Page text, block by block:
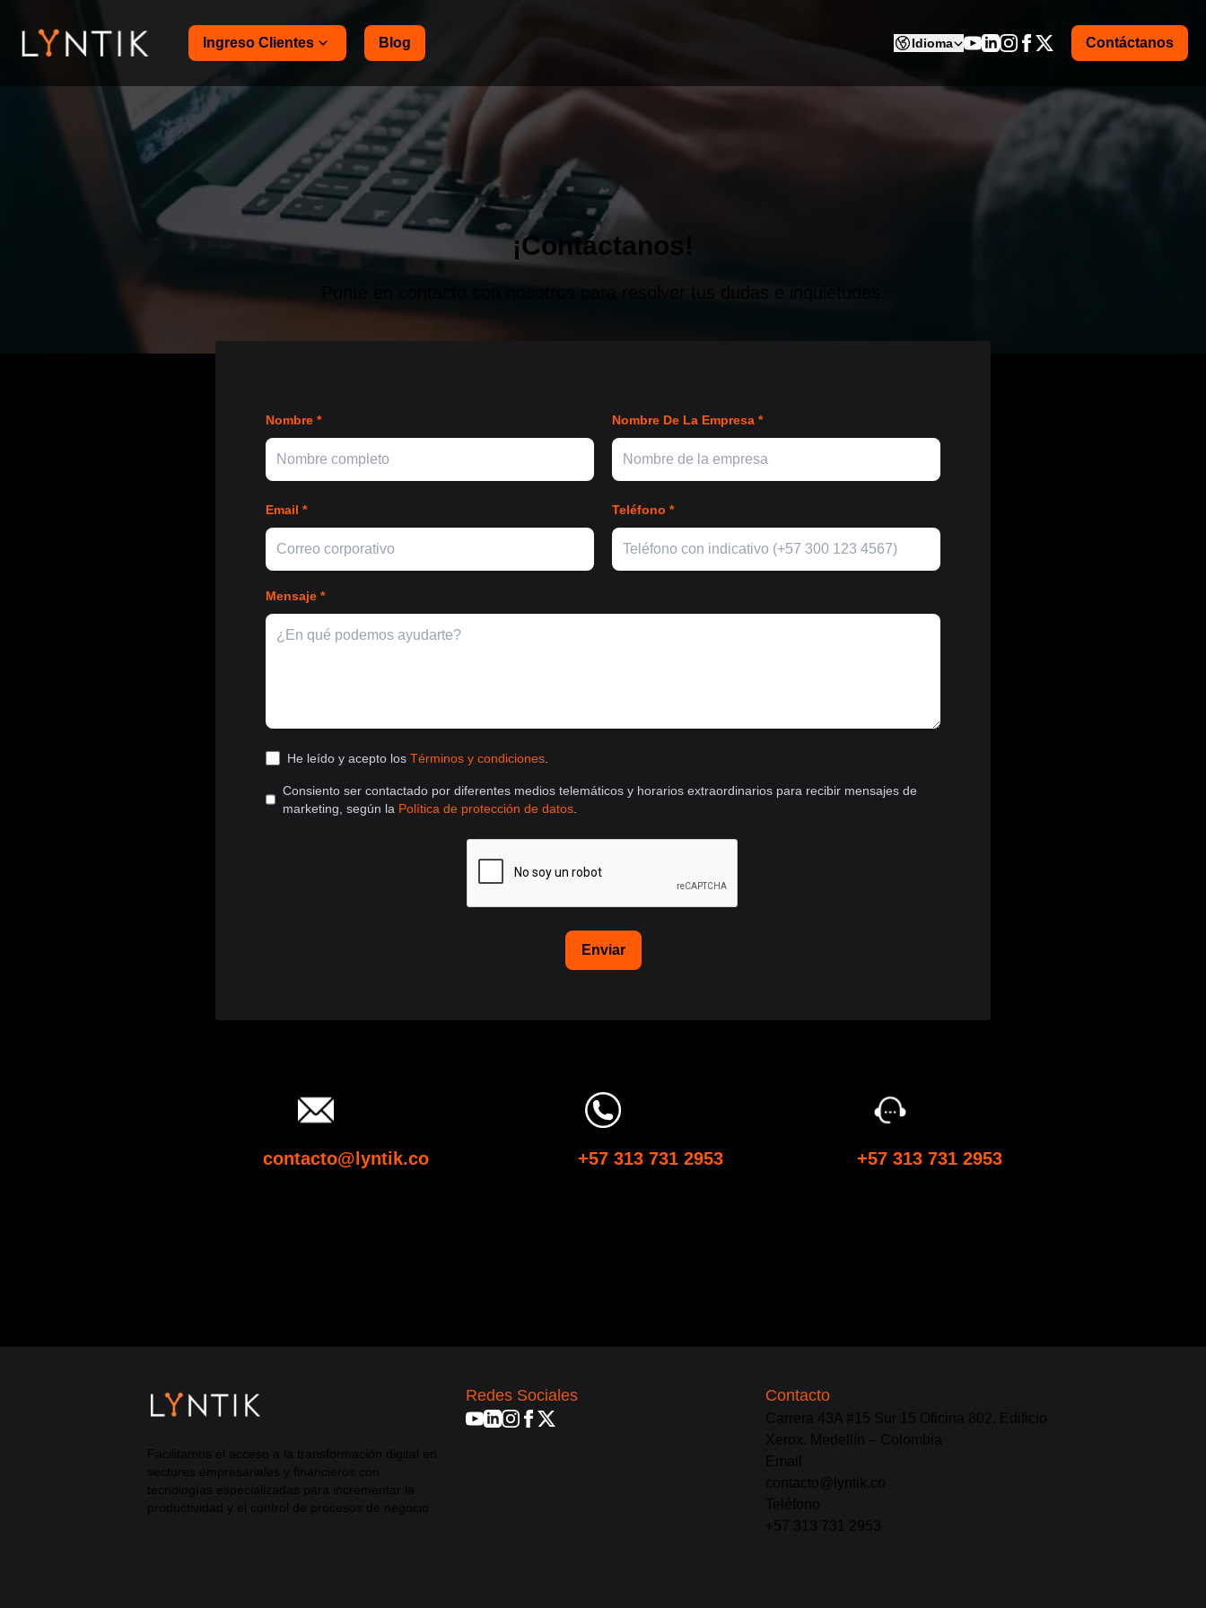
Ingreso Clientes Blog Idioma Contáctanos
¡Contáctanos!
Nombre * Nombre De La Empresa *
Email * Teléfono *
Mensaje *
He leído y acepto los Términos y condiciones
Consiento ser contactado por diferentes medios telemáticos y horarios extraordinarios para recibir mensajes de
marketing, según la Política de protección de datos
Enviar
contacto@lyntik.co +57 313 731 2953 +57 313 731 2953
Facilitamos el acceso a la transformación digital en
sectores empresariales y financieros con
tecnologías especializadas para incrementar la
productividad y el control de procesos de negocio.
Redes Sociales Contacto
Carrera 43A #15 Sur 15 Oficina 802. Edificio
Xerox. Medellín – Colombia
Email
contacto@lyntik.co
Teléfono
+57 313 731 2953